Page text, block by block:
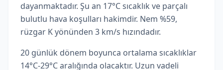
dayanmaktadır. Şu an 17°C sıcaklık ve parçalı
bulutlu hava koşulları hakimdir. Nem %59,
rüzgar K yönünden 3 km/s hızındadır.
20 günlük dönem boyunca ortalama sıcaklıklar
14°C-29°C aralığında olacaktır. Uzun vadeli